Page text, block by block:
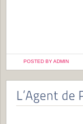
POSTED BY ADMIN